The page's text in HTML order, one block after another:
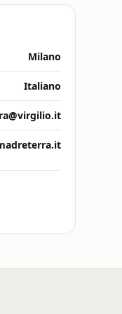
Milano
Italiano